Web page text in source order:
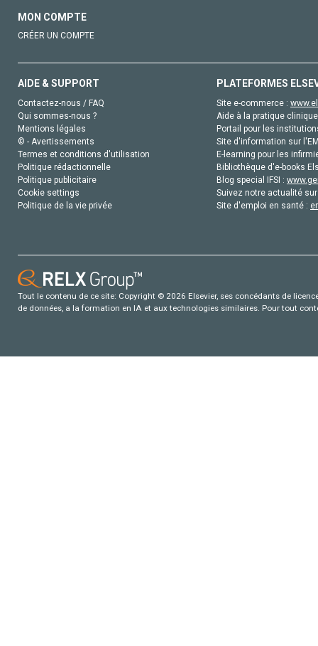
MON COMPTE
CRÉER UN COMPTE
AIDE & SUPPORT
Contactez-nous / FAQ
Qui sommes-nous ?
Mentions légales
© - Avertissements
Termes et conditions d'utilisation
Politique rédactionnelle
Politique publicitaire
Cookie settings
Politique de la vie privée
PLATEFORMES
Site e-commerce :
Aide à la pratique
Portail pour les
Site d'information sur
E-learning pour les
Bibliothèque d'e-books
Blog special IFSI :
Suivez notre actualité
Site d'emploi en santé :
Tout le contenu de ce site: Copyright © 2026 Elsevier, ses concédants de
de données, a la formation en IA et aux technologies similaires. Pour tout